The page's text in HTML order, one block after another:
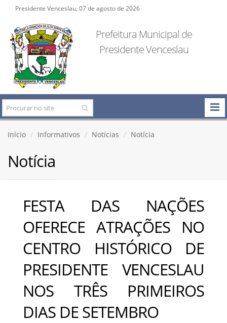
Presidente Venceslau, 07 de agosto de 2026
Prefeitura Municipal de
Presidente Venceslau
Início Informativos Notícias Notícia
Notícia
FESTA DAS NAÇÕES
OFERECE ATRAÇÕES NO
CENTRO HISTÓRICO DE
PRESIDENTE VENCESLAU
NOS TRÊS PRIMEIROS
DIAS DE SETEMBRO